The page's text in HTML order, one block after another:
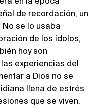
en la época
de recordación, un
se lo usaba
de los ídolos,
hoy son
experiencias del
a Dios no se
llena de estrés
que se viven.